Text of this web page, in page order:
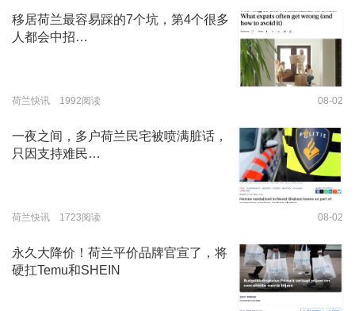
移居荷兰最容易踩的7个坑，第4个很多
人都会中招…
荷兰快讯 1992阅读 08-02
一夜之间，多户荷兰民宅被喷满脏话，
只因支持难民…
荷兰快讯 1723阅读 08-02
永久大降价！荷兰平价品牌官宣了，将
硬扛Temu和SHEIN